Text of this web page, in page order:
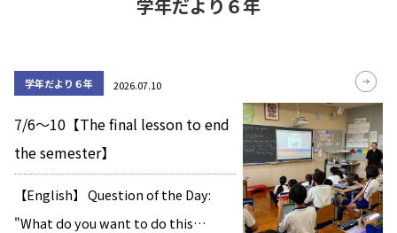
学年だより６年
学年だより６年 2026.07.10
7/6～10【The final lesson to end
the semester】
【English】 Question of the Day:
"What do you want to do this